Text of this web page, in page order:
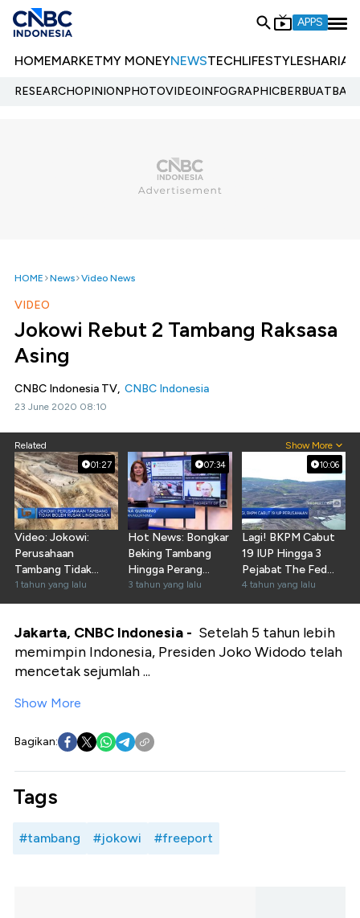
APPS
HOMEMARKETMY MONEYNEWSTECHLIFESTYLESHARIA
RESEARCHOPINIONPHOTOVIDEOINFOGRAPHIC
HOME News Video News
VIDEO
Jokowi Rebut 2 Tambang Raksasa
Asing
CNBC Indonesia TV, CNBC Indonesia
23 June 2020 08:10
Related Show More
01:27
Video: Jokowi:
Perusahaan
Tambang Tidak
Boleh Rusak
Lingkungan
1 tahun yang lalu
07:34
Hot News: Bongkar
Beking Tambang
Hingga Perang
Rusia Ukraina
3 tahun yang lalu
10:06
Lagi! BKPM Cabut
19 IUP Hingga 3
Pejabat The Fed
'Resign'
4 tahun yang lalu
Jakarta, CNBC Indonesia - Setelah 5 tahun lebih
memimpin Indonesia, Presiden Joko Widodo telah
mencetak sejumlah ...
Show More
Bagikan:
Tags
#tambang #jokowi #freeport